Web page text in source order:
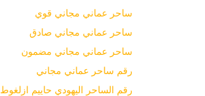
ساحر عماني مجاني قوي
ساحر عماني مجاني صادق
ساحر عماني مجاني مضمون
رقم ساحر عماني مجاني
رقم الساحر اليهودي حاييم ازلغوط